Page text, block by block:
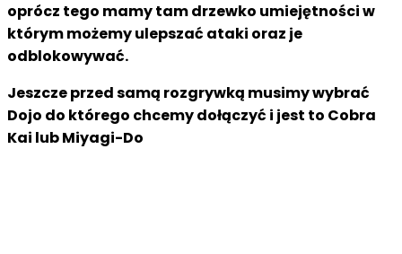
oprócz tego mamy tam drzewko umiejętności w
którym możemy ulepszać ataki oraz je
odblokowywać.
Jeszcze przed samą rozgrywką musimy wybrać
Dojo do którego chcemy dołączyć i jest to Cobra
Kai lub Miyagi-Do